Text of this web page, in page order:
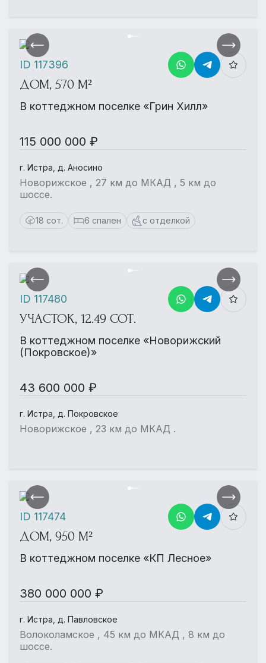
ДОМ, 570 М²
В коттеджном поселке «Грин Хилл»
115 000 000 ₽
г. Истра, д. Аносино
Новорижское , 27 км до МКАД , 5 км до
шоссе.
18 сот. 6 спален с отделкой
ID 117396
УЧАСТОК, 12.49 СОТ.
В коттеджном поселке «Новорижский
(Покровское)»
43 600 000 ₽
г. Истра, д. Покровское
Новорижское , 23 км до МКАД .
ID 117480
ДОМ, 950 М²
В коттеджном поселке «КП Лесное»
380 000 000 ₽
г. Истра, д. Павловское
Волоколамское , 45 км до МКАД , 8 км до
шоссе.
ID 117474